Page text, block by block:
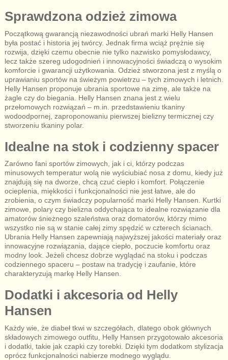
Sprawdzona odzież zimowa
Początkową gwarancją niezawodności ubrań marki Helly Hansen
była postać i historia jej twórcy. Jednak firma wciąż prężnie się
rozwija, dzięki czemu obecnie nie tylko nazwisko pomysłodawcy,
lecz także szereg udogodnień i innowacyjności świadczą o wysokim
komforcie i gwarancji użytkowania. Odzież stworzona jest z myślą o
uprawianiu sportów na świeżym powietrzu – tych zimowych i letnich.
Helly Hansen proponuje ubrania sportowe na zimę, ale także na
żagle czy do biegania. Helly Hansen znana jest z wielu
przełomowych rozwiązań – m.in. przedstawieniu tkaniny
wodoodpornej, zaproponowaniu pierwszej bielizny termicznej czy
stworzeniu tkaniny polar.
Idealne na stok i codzienny spacer
Zarówno fani sportów zimowych, jak i ci, którzy podczas
minusowych temperatur wolą nie wyściubiać nosa z domu, kiedy już
znajdują się na dworze, chcą czuć ciepło i komfort. Połączenie
ocieplenia, miękkości i funkcjonalności nie jest łatwe, ale do
zrobienia, o czym świadczy popularność marki Helly Hansen. Kurtki
zimowe, polary czy bielizna oddychająca to idealne rozwiązanie dla
amatorów śnieżnego szaleństwa oraz domatorów, którzy mimo
wszystko nie są w stanie całej zimy spędzić w czterech ścianach.
Ubrania Helly Hansen zapewniają najwyższej jakości materiały oraz
innowacyjne rozwiązania, dające ciepło, poczucie komfortu oraz
modny look. Jeżeli chcesz dobrze wyglądać na stoku i podczas
codziennego spaceru – postaw na tradycję i zaufanie, które
charakteryzują markę Helly Hansen.
Dodatki i akcesoria od Helly
Hansen
Każdy wie, że diabeł tkwi w szczegółach, dlatego obok głównych
składowych zimowego outfitu, Helly Hansen przygotowało akcesoria
i dodatki, takie jak czapki czy torebki. Dzięki tym dodatkom stylizacja
oprócz funkcjonalności nabierze modnego wyglądu.